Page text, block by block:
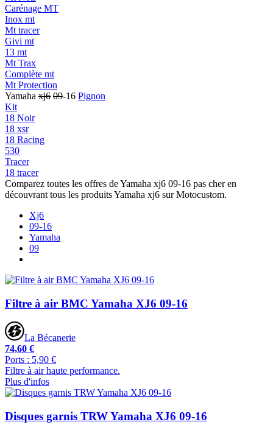
Carénage MT
Inox mt
Mt tracer
Givi mt
13 mt
Mt Trax
Complète mt
Mt Protection
Yamaha xj6 09-16 Pignon
Kit
18 Noir
18 xsr
18 Racing
530
Tracer
18 tracer
Comparez toutes les offres de Yamaha xj6 09-16 pas cher en
découvrant tous les produits Yamaha xj6 sur Motocustom.
Xj6
09-16
Yamaha
09
Filtre à air BMC Yamaha XJ6 09-16
La Bécanerie
74,60 €
Ports : 5,90 €
Filtre à air haute performance.
Plus d'infos
Disques garnis TRW Yamaha XJ6 09-16